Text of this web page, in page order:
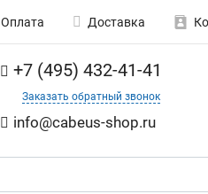
Оплата Доставка
+7 (495) 432-41-41
Заказать обратный звонок
info@cabeus-shop.ru